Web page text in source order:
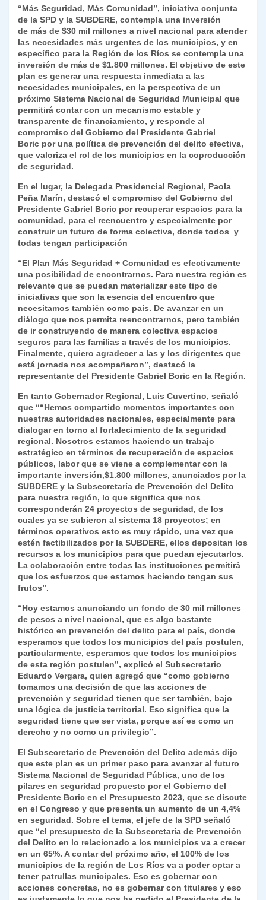
“Más Seguridad, Más Comunidad”, iniciativa conjunta
de la SPD y la SUBDERE, contempla una inversión
de más de $30 mil millones a nivel nacional para atender
las necesidades más urgentes de los municipios, y en
específico para la Región de los Ríos se contempla una
inversión de más de $1.800 millones. El objetivo de este
plan es generar una respuesta inmediata a las
necesidades municipales, en la perspectiva de un
próximo Sistema Nacional de Seguridad Municipal que
permitirá contar con un mecanismo estable y
transparente de financiamiento, y responde al
compromiso del Gobierno del Presidente Gabriel
Boric por una política de prevención del delito efectiva,
que valoriza el rol de los municipios en la coproducción
de seguridad.
En el lugar, la Delegada Presidencial Regional, Paola
Peña Marín, destacó el compromiso del Gobierno del
Presidente Gabriel Boric por recuperar espacios para la
comunidad, para el reencuentro y especialmente por
construir un futuro de forma colectiva, donde todos y
todas tengan participación
“El Plan Más Seguridad + Comunidad es efectivamente
una posibilidad de encontrarnos. Para nuestra región es
relevante que se puedan materializar este tipo de
iniciativas que son la esencia del encuentro que
necesitamos también como país. De avanzar en un
diálogo que nos permita reencontrarnos, pero también
de ir construyendo de manera colectiva espacios
seguros para las familias a través de los municipios.
Finalmente, quiero agradecer a las y los dirigentes que
está jornada nos acompañaron”, destacó la
representante del Presidente Gabriel Boric en la Región.
En tanto Gobernador Regional, Luis Cuvertino, señaló
que ““Hemos compartido momentos importantes con
nuestras autoridades nacionales, especialmente para
dialogar en torno al fortalecimiento de la seguridad
regional. Nosotros estamos haciendo un trabajo
estratégico en términos de recuperación de espacios
públicos, labor que se viene a complementar con la
importante inversión,$1.800 millones, anunciados por la
SUBDERE y la Subsecretaría de Prevención del Delito
para nuestra región, lo que significa que nos
corresponderán 24 proyectos de seguridad, de los
cuales ya se subieron al sistema 18 proyectos; en
términos operativos esto es muy rápido, una vez que
estén factibilizados por la SUBDERE, ellos depositan los
recursos a los municipios para que puedan ejecutarlos.
La colaboración entre todas las instituciones permitirá
que los esfuerzos que estamos haciendo tengan sus
frutos”.
“Hoy estamos anunciando un fondo de 30 mil millones
de pesos a nivel nacional, que es algo bastante
histórico en prevención del delito para el país, donde
esperamos que todos los municipios del país postulen,
particularmente, esperamos que todos los municipios
de esta región postulen”, explicó el Subsecretario
Eduardo Vergara, quien agregó que “como gobierno
tomamos una decisión de que las acciones de
prevención y seguridad tienen que ser también, bajo
una lógica de justicia territorial. Eso significa que la
seguridad tiene que ser vista, porque así es como un
derecho y no como un privilegio”.
El Subsecretario de Prevención del Delito además dijo
que este plan es un primer paso para avanzar al futuro
Sistema Nacional de Seguridad Pública, uno de los
pilares en seguridad propuesto por el Gobierno del
Presidente Boric en el Presupuesto 2023, que se discute
en el Congreso y que presenta un aumento de un 4,4%
en seguridad. Sobre el tema, el jefe de la SPD señaló
que “el presupuesto de la Subsecretaría de Prevención
del Delito en lo relacionado a los municipios va a crecer
en un 65%. A contar del próximo año, el 100% de los
municipios de la región de Los Ríos va a poder optar a
tener patrullas municipales. Eso es gobernar con
acciones concretas, no es gobernar con titulares y eso